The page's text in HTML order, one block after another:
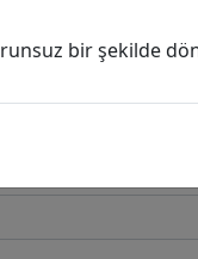
Dönüşecek Kur
bir şekilde